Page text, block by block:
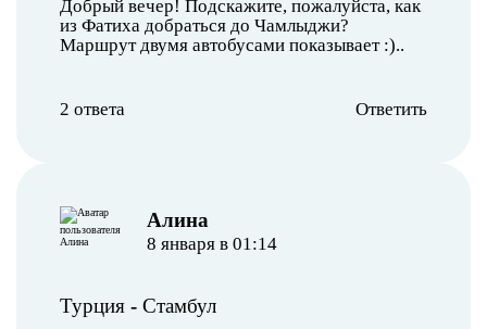
Добрый вечер! Подскажите, пожалуйста, как
из Фатиха добраться до Чамлыджи?
Маршрут двумя автобусами показывает :)..
2 ответа Ответить
Алина
8 января в 01:14
Турция - Стамбул